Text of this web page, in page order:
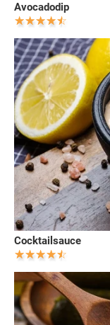
Avocadodip
Cocktailsauce